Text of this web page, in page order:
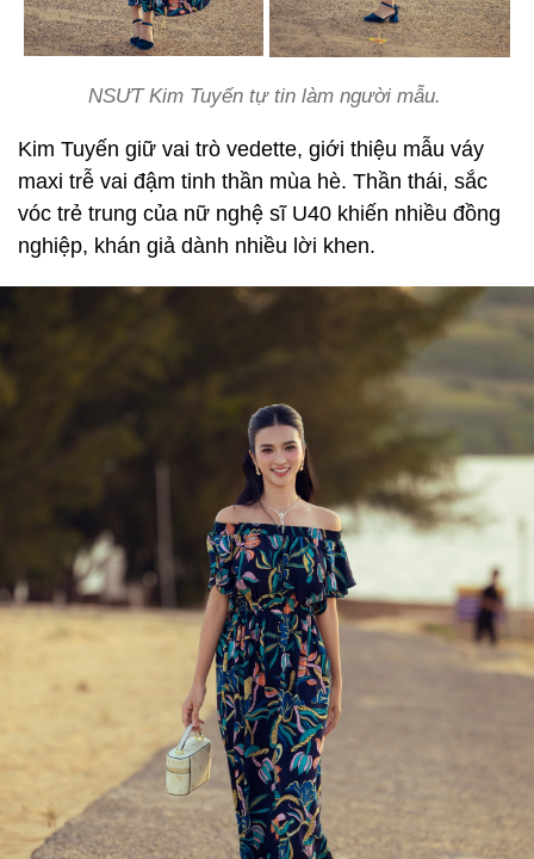
NSƯT Kim Tuyến tự tin làm người mẫu.
Kim Tuyến giữ vai trò vedette, giới thiệu mẫu váy
maxi trễ vai đậm tinh thần mùa hè. Thần thái, sắc
vóc trẻ trung của nữ nghệ sĩ U40 khiến nhiều đồng
nghiệp, khán giả dành nhiều lời khen.